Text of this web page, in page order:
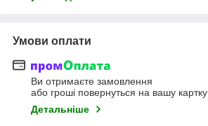
Умови оплати
Ви отримаєте замовлення
або гроші повернуться на вашу картку
Детальніше